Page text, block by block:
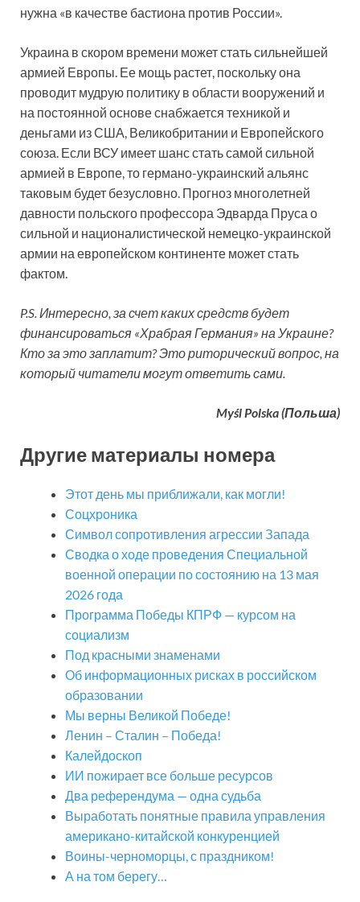
нужна «в качестве бастиона против России».
Украина в скором времени может стать сильнейшей
армией Европы. Ее мощь растет, поскольку она
проводит мудрую политику в области вооружений и
на постоянной основе снабжается техникой и
деньгами из США, Великобритании и Европейского
союза. Если ВСУ имеет шанс стать самой сильной
армией в Европе, то германо-украинский альянс
таковым будет безусловно. Прогноз многолетней
давности польского профессора Эдварда Пруса о
сильной и националистической немецко-украинской
армии на европейском континенте может стать
фактом.
P.S. Интересно, за счет каких средств будет
финансироваться «Храбрая Германия» на Украине?
Кто за это заплатит? Это риторический вопрос, на
который читатели могут ответить сами.
Myśl Polska (Польша)
Другие материалы номера
Этот день мы приближали, как могли!
Соцхроника
Символ сопротивления агрессии Запада
Сводка о ходе проведения Специальной
военной операции по состоянию на 13 мая
2026 года
Программа Победы КПРФ — курсом на
социализм
Под красными знаменами
Об информационных рисках в российском
образовании
Мы верны Великой Победе!
Ленин – Сталин – Победа!
Калейдоскоп
ИИ пожирает все больше ресурсов
Два референдума — одна судьба
Выработать понятные правила управления
американо-китайской конкуренцией
Воины-черноморцы, с праздником!
А на том берегу…